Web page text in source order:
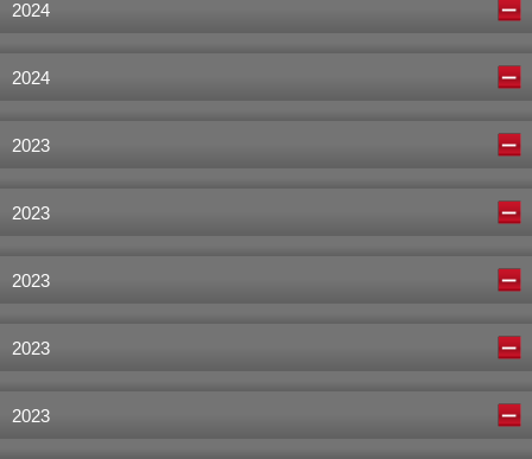
2024
2024
2023
2023
2023
2023
2023